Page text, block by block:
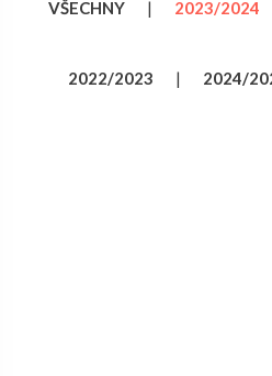
VŠECHNY | 2023/2024
2022/2023 | 2024/